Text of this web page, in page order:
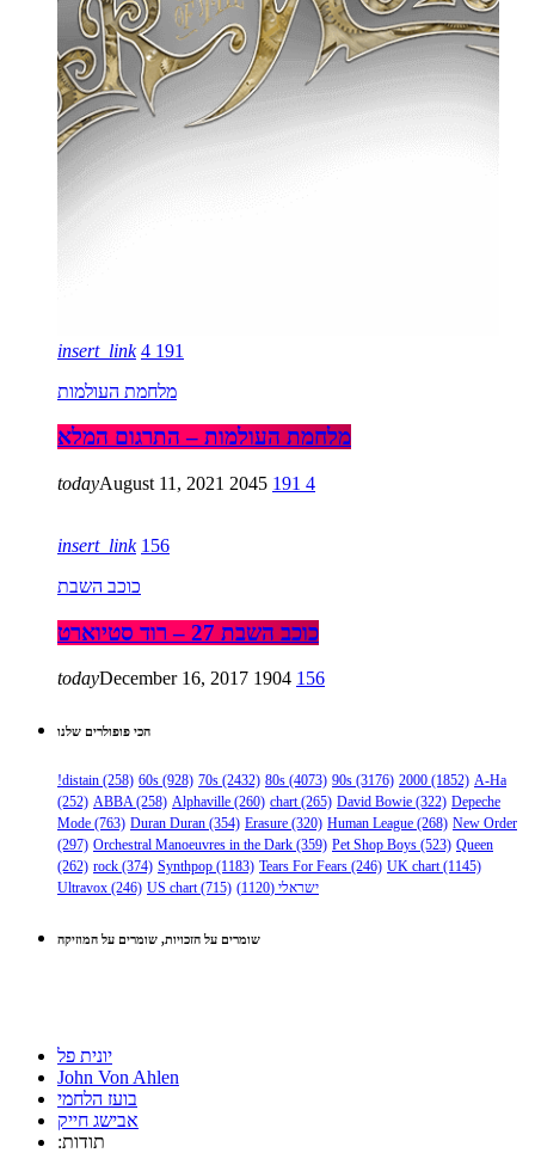
insert_link 4 191
מלחמת העולמות
מלחמת העולמות – התרגום המלא
todayAugust 11, 2021 2045 191 4
insert_link 156
כוכב השבת
כוכב השבת 27 – רוד סטיוארט
todayDecember 16, 2017 1904 156
הכי פופולרים שלנו
!distain (258) 60s (928) 70s (2432) 80s (4073) 90s (3176) 2000 (1852) A-Ha
(252) ABBA(258) Alphaville (260) chart(265) David Bowie (322) Depeche
Mode (763) Duran Duran (354) Erasure (320) Human League (268) New Order
(297) Orchestral Manoeuvres in the Dark (359) Pet Shop Boys (523) Queen
(262) rock (374) Synthpop (1183) Tears For Fears (246) UK chart(1145)
Ultravox (246) US chart(715) ישראלי (1120)
שומרים על הזכויות, שומרים על המוזיקה
יונית פל
John Von Ahlen
בועז הלחמי
אבישג חייק
:תודות